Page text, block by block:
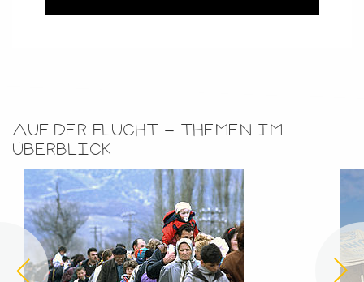
AUF DER FLUCHT - THEMEN IM
ÜBERBLICK